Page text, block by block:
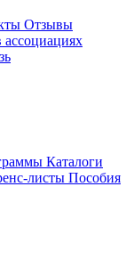
Отзывы
ассоциациях
Каталоги
листы Пособия